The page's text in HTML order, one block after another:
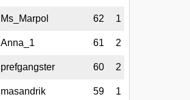
Ms_Marpol 62 1
Anna_1 61 2
prefgangster 60 2
masandrik 59 1